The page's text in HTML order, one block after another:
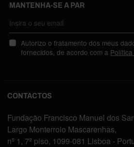
MANTENHA-SE A PAR
Autorizo o tratamento dos meus
fornecidos, de acordo com a
CONTACTOS
Fundação Francisco Manuel dos
Largo Monterroio Mascarenhas,
nº 1, 7º piso, 1099-081 Lisboa -